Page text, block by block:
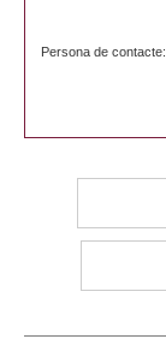
Persona de contacte: